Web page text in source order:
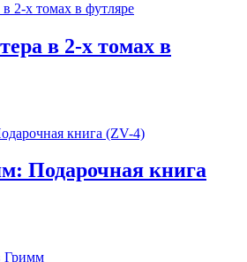
в 2-х томах в
Подарочная книга